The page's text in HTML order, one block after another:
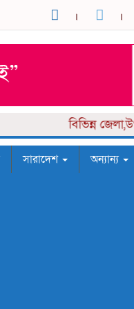
বিভিন্ন
সারাদেশ অন্যান্য